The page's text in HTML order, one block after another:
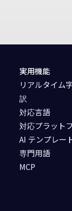
実用機能
リアルタイム
訳
対応言語
対応プラット
AI テンプレー
専門用語
MCP